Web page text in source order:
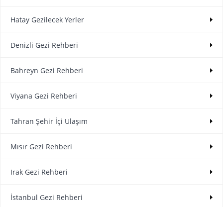
Hatay Gezilecek Yerler
Denizli Gezi Rehberi
Bahreyn Gezi Rehberi
Viyana Gezi Rehberi
Tahran Şehir İçi Ulaşım
Mısır Gezi Rehberi
Irak Gezi Rehberi
İstanbul Gezi Rehberi